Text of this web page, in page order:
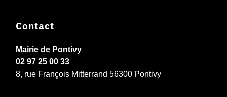
Contact
Mairie de Pontivy
02 97 25 00 33
8, rue François Mitterrand 56300 Pontivy